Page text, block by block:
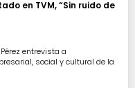
en TVM, “Sin ruido de
entrevista a
social y cultural de la